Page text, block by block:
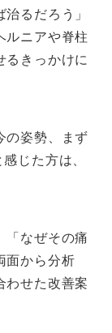
るだろう」
ルニアや脊柱
るきっかけに
の姿勢、まず
じた方は、
「なぜその痛
面から分析
わせた改善案